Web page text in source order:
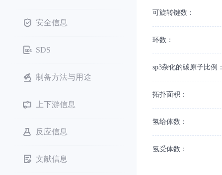
安全信息
SDS
制备方法与用途
上下游信息
反应信息
文献信息
可旋转键数：
环数：
sp3杂化的碳原子比例：
拓扑面积：
氢给体数：
氢受体数：